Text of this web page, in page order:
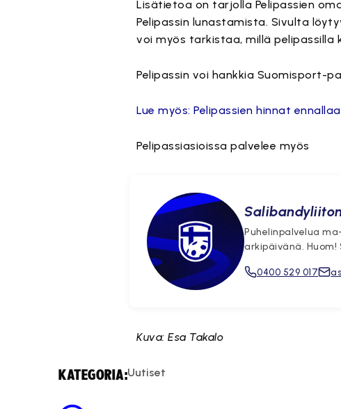
Lisätietoa on tarjolla Pelipassien
Pelipassin lunastamista. Sivulta
voi myös tarkistaa, millä pelipassilla
Pelipassin voi hankkia Suomisport-
Lue myös: Pelipassien hinnat
Pelipassiasioissa palvelee myös
Puhelinpalvelua
arkipäivänä.
0400 529 017
Kuva: Esa Takalo
KATEGORIA:Uutiset